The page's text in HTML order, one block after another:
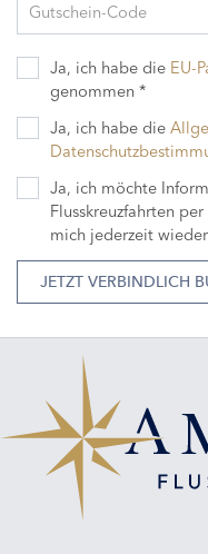
Gutschein-Code
Ja, ich habe die EU-
genommen *
Ja, ich habe die
Ja, ich möchte
Flusskreuzfahrten
mich jederzeit
JETZT VERBINDLICH